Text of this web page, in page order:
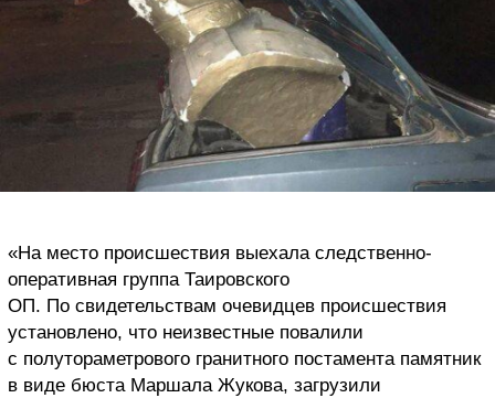
«На место происшествия выехала следственно-
оперативная группа Таировского
ОП. По свидетельствам очевидцев происшествия
установлено, что неизвестные повалили
с полутораметрового гранитного постамента памятник
в виде бюста Маршала Жукова, загрузили